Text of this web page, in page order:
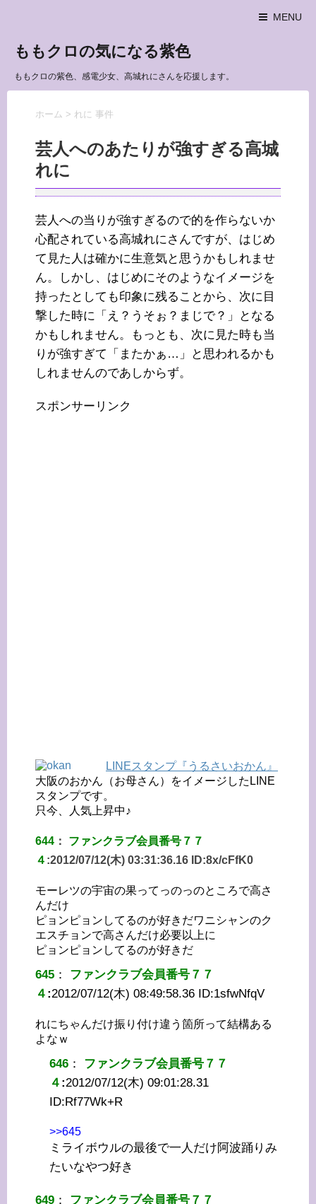
MENU
ももクロの気になる紫色
ももクロの紫色、感電少女、高城れにさんを応援します。
ホーム > れに 事件
芸人へのあたりが強すぎる高城
れに
芸人への当りが強すぎるので的を作らないか
心配されている高城れにさんですが、はじめ
て見た人は確かに生意気と思うかもしれませ
ん。しかし、はじめにそのようなイメージを
持ったとしても印象に残ることから、次に目
撃した時に「え？うそぉ？まじで？」となる
かもしれません。もっとも、次に見た時も当
りが強すぎて「またかぁ…」と思われるかも
しれませんのであしからず。
スポンサーリンク
LINEスタンプ『うるさいおかん』
大阪のおかん（お母さん）をイメージしたLINE
スタンプです。
只今、人気上昇中♪
644 ： ファンクラブ会員番号７７
４ :2012/07/12(木) 03:31:36.16 ID:8x/cFfK0
モーレツの宇宙の果ってっのっのところで高さ
んだけ
ピョンピョンしてるのが好きだワニシャンのク
エスチョンで高さんだけ必要以上に
ピョンピョンしてるのが好きだ
645 ： ファンクラブ会員番号７７
４ :2012/07/12(木) 08:49:58.36 ID:1sfwNfqV
れにちゃんだけ振り付け違う箇所って結構ある
よなｗ
646 ： ファンクラブ会員番号７７
４ :2012/07/12(木) 09:01:28.31
ID:Rf77Wk+R
>>645
ミライボウルの最後で一人だけ阿波踊りみ
たいなやつ好き
649 ： ファンクラブ会員番号７７